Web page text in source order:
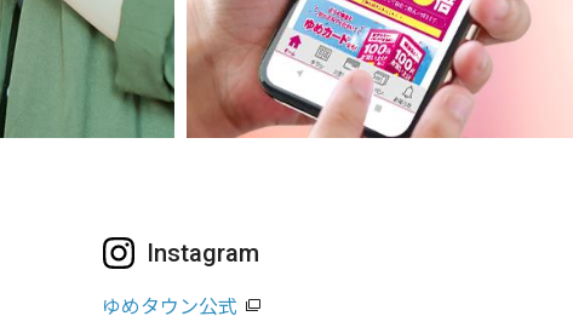
Instagram
ゆめタウン公式